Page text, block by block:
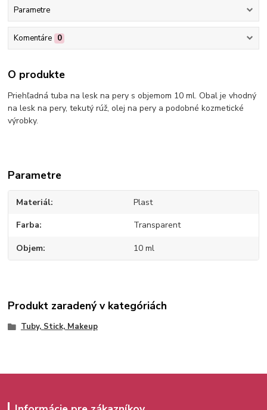
Parametre
Komentáre 0
O produkte
Priehľadná tuba na lesk na pery s objemom 10 ml. Obal je vhodný
na lesk na pery, tekutý rúž, olej na pery a podobné kozmetické
výrobky.
Parametre
Materiál Plast
Farba Transparent
Objem 10 ml
Produkt zaradený v kategóriách
Tuby, Stick, Makeup